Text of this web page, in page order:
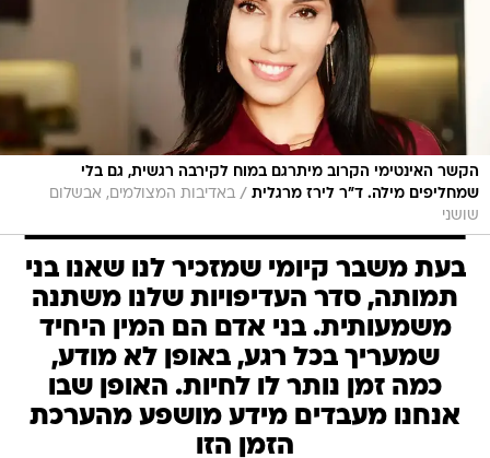
הקשר האינטימי הקרוב מיתרגם במוח לקירבה רגשית, גם בלי
שמחליפים מילה. ד"ר לירז מרגלית / באדיבות המצולמים, אבשלום
שושני
בעת משבר קיומי שמזכיר לנו שאנו בני
תמותה, סדר העדיפויות שלנו משתנה
משמעותית. בני אדם הם המין היחיד
שמעריך בכל רגע, באופן לא מודע,
כמה זמן נותר לו לחיות. האופן שבו
אנחנו מעבדים מידע מושפע מהערכת
הזמן הזו